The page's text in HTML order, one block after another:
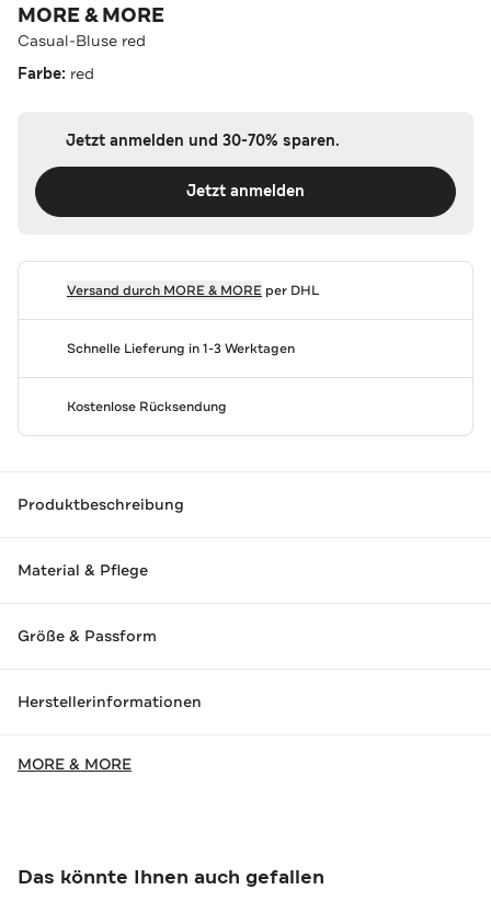
MORE & MORE
Casual-Bluse red
Farbe: red
Jetzt anmelden und 30-70% sparen.
Jetzt anmelden
Versand durch MORE & MOREper DHL
Schnelle Lieferung in 1-3 Werktagen
Kostenlose Rücksendung
Produktbeschreibung
Material & Pflege
Größe & Passform
Herstellerinformationen
MORE & MORE
Das könnte Ihnen auch gefallen